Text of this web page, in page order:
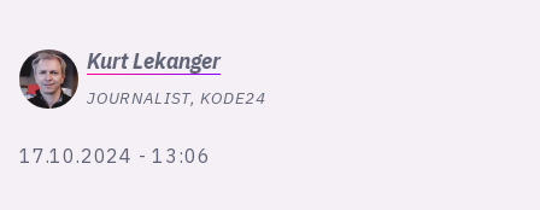
KurtLekanger
JOURNALIST, KODE24
17.10.2024 - 13:06